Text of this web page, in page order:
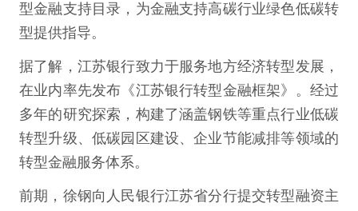
型金融支持目录，为金融支持高碳行业绿色低碳转
型提供指导。
据了解，江苏银行致力于服务地方经济转型发展，
在业内率先发布《江苏银行转型金融框架》。经过
多年的研究探索，构建了涵盖钢铁等重点行业低碳
转型升级、低碳园区建设、企业节能减排等领域的
转型金融服务体系。
前期，徐钢向人民银行江苏省分行提交转型融资主